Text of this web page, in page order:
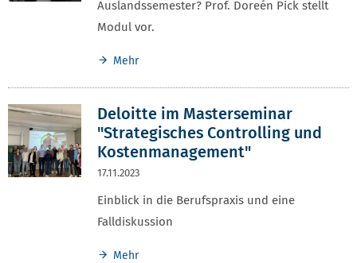
Auslandssemester? Prof. Doreén Pick stellt
Modul vor.
Mehr
Deloitte im Masterseminar
"Strategisches Controlling und
Kostenmanagement"
17.11.2023
Einblick in die Berufspraxis und eine
Falldiskussion
Mehr